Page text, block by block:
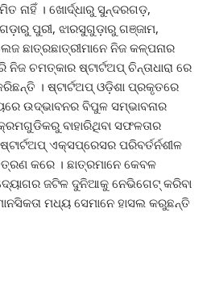
ନାହିଁ । ଖୋର୍ଦ୍ଧାରୁ ସୁନ୍ଦରଗଡ଼,
ପୁରୀ, ଝାରସୁଗୁଡ଼ାରୁ ଗଞ୍ଜାମ,
ଛାତ୍ରଛାତ୍ରୀମାନେ ନିଜ କଳ୍ପନାର
ଚମତ୍କାର ଷ୍ଟାର୍ଟଅପ୍ ଚିନ୍ତାଧାରା ରେ
। ଷ୍ଟାର୍ଟଅପ୍ ଓଡ଼ିଶା ପ୍ରକୃତରେ
ଉଦ୍ଭାବନର ବିପୁଳ ସମ୍ଭାବନାର
ବାହାରିଥିବା ସଫଳତାର
ଷ୍ଟାର୍ଟଅପ୍ ଏକ୍ସପ୍ରେସର ପରିବର୍ତର୍ନଶୀଳ
କରେ । ଛାତ୍ରମାନେ କେବଳ
ଜଟିଳ ଦୁନିଆକୁ ନେଭିଗେଟ୍ କରିବା
ମଧ୍ୟ ସେମାନେ ହାସଲ କରୁଛନ୍ତି